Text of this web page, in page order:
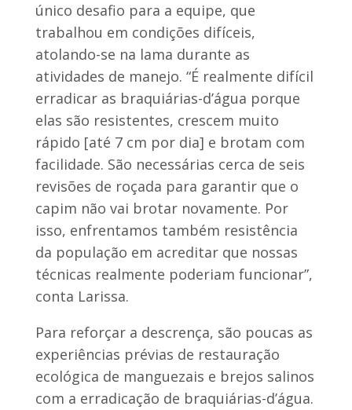
único desafio para a equipe, que
trabalhou em condições difíceis,
atolando-se na lama durante as
atividades de manejo. “É realmente difícil
erradicar as braquiárias-d’água porque
elas são resistentes, crescem muito
rápido [até 7 cm por dia] e brotam com
facilidade. São necessárias cerca de seis
revisões de roçada para garantir que o
capim não vai brotar novamente. Por
isso, enfrentamos também resistência
da população em acreditar que nossas
técnicas realmente poderiam funcionar”,
conta Larissa.
Para reforçar a descrença, são poucas as
experiências prévias de restauração
ecológica de manguezais e brejos salinos
com a erradicação de braquiárias-d’água.